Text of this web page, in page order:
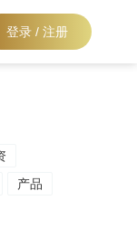
登录 / 注册
产品